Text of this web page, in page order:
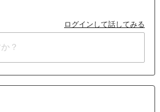
ログインして話してみる